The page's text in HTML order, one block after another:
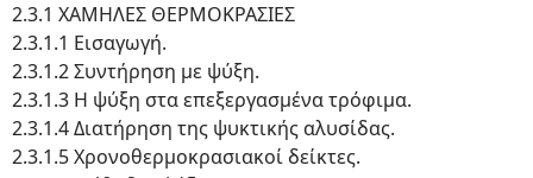
2.3.1 ΧΑΜΗΛΕΣ ΘΕΡΜΟΚΡΑΣΙΕΣ
2.3.1.1 Εισαγωγή.
2.3.1.2 Συντήρηση με ψύξη.
2.3.1.3 Η ψύξη στα επεξεργασμένα τρόφιμα.
2.3.1.4 Διατήρηση της ψυκτικής αλυσίδας.
2.3.1.5 Χρονοθερμοκρασιακοί δείκτες.